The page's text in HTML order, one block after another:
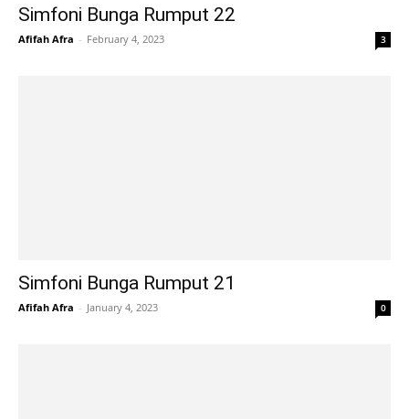
Simfoni Bunga Rumput 22
Afifah Afra - February 4, 2023 3
Simfoni Bunga Rumput 21
Afifah Afra - January 4, 2023 0